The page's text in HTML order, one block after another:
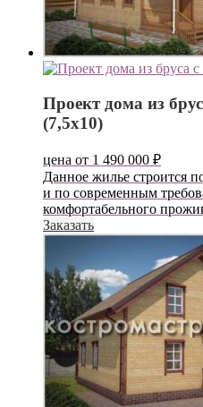
Проект дома из
(7,5х10)
цена от 1 490 000 ₽
Данное жилье строится
и по современным
комфортабельного
Заказать